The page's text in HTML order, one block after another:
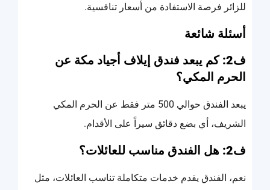
للزائر فرصة الاستفادة من أسعار تنافسية.
أسئلة شائعة
ف2: كم يبعد فندق إيلاف أجياد مكة عن
الحرم المكي؟
يبعد الفندق حوالي 500 متر فقط عن الحرم المكي
الشريف، أي بضع دقائق سيراً على الأقدام.
ف2: هل الفندق مناسب للعائلات؟
نعم، الفندق يقدم خدمات متكاملة تناسب العائلات، مثل